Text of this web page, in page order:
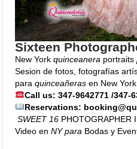
Sixteen
New Yorkquinceanera portraits
Sesion de fotos, fotografías
paraquinceañeras en New York
Call us: 347-9642771 /347-
Reservations:
SWEET 16
Video enNY para Bodas y